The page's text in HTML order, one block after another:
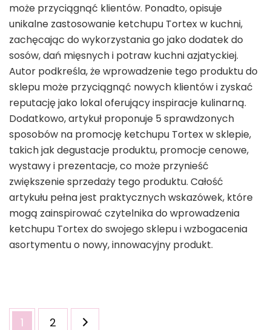
może przyciągnąć klientów. Ponadto, opisuje
unikalne zastosowanie ketchupu Tortex w kuchni,
zachęcając do wykorzystania go jako dodatek do
sosów, dań mięsnych i potraw kuchni azjatyckiej.
Autor podkreśla, że wprowadzenie tego produktu do
sklepu może przyciągnąć nowych klientów i zyskać
reputację jako lokal oferujący inspiracje kulinarną.
Dodatkowo, artykuł proponuje 5 sprawdzonych
sposobów na promocję ketchupu Tortex w sklepie,
takich jak degustacje produktu, promocje cenowe,
wystawy i prezentacje, co może przynieść
zwiększenie sprzedaży tego produktu. Całość
artykułu pełna jest praktycznych wskazówek, które
mogą zainspirować czytelnika do wprowadzenia
ketchupu Tortex do swojego sklepu i wzbogacenia
asortymentu o nowy, innowacyjny produkt.
Stronicowanie
Strona
1 Strona
2